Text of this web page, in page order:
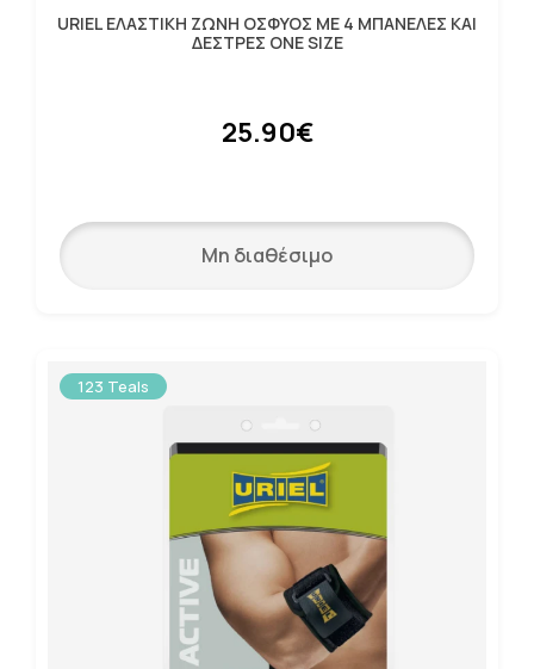
URIEL ΕΛΑΣΤΙΚΗ ΖΩΝΗ ΟΣΦΥΟΣ ΜΕ 4 ΜΠΑΝΕΛΕΣ ΚΑΙ
ΔΕΣΤΡΕΣ ONE SIZE
25.90€
Μη διαθέσιμο
123 Teals